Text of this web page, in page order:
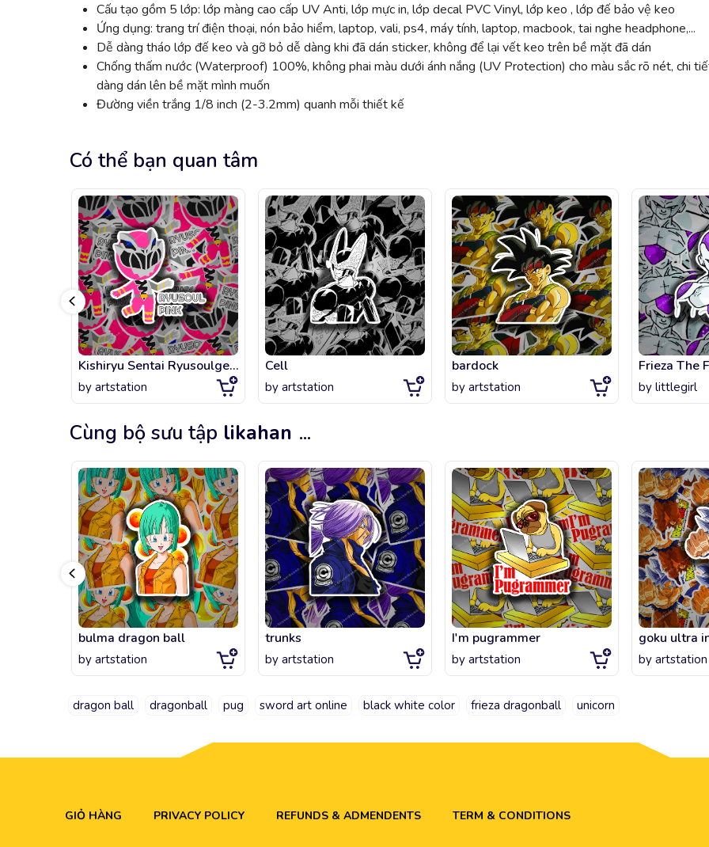
Cấu tạo gồm 5 lớp: lớp màng cao cấp UV Anti, lớp mực in, lớp decal PVC Vinyl, lớp keo , lớp đế bảo vệ keo
Ứng dụng: trang trí điện thoại, nón bảo hiểm, laptop, vali, ps4, máy tính, laptop, macbook, tai nghe headphone,...
Dễ dàng tháo lớp đế keo và gỡ bỏ dễ dàng khi đã dán sticker, không để lại vết keo trên bề mặt đã dán
Chống thấm nước (Waterproof) 100%, không phai màu dưới ánh nắng (UV Protection) cho màu sắc rõ nét, chi
dàng dán lên bề mặt mình muốn
Đường viền trắng 1/8 inch (2-3.2mm) quanh mỗi thiết kế
Có thể bạn quan tâm
Kishiryu Sentai Ryusoulger - Rysoul Pink Chibi
by artstation
Cell
by artstation
bardock
by artstation by littlegirl
Cùng bộ sưu tập likahan ...
bulma dragon ball
by artstation
trunks
by artstation
I'm pugrammer
by artstation
goku ultra
by artstation
dragon ball dragonball pug sword art online black white color frieza dragonball unicorn
GIỎ HÀNG PRIVACY POLICY REFUNDS & ADMENDENTS TERM & CONDITIONS